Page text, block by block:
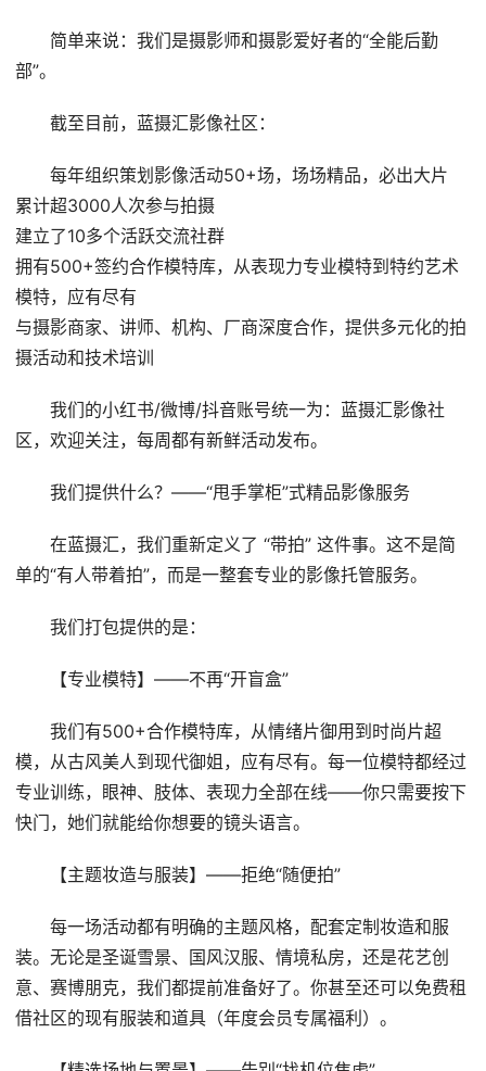
简单来说：我们是摄影师和摄影爱好者的“全能后勤
部”。
截至目前，蓝摄汇影像社区：
每年组织策划影像活动50+场，场场精品，必出大片
累计超3000人次参与拍摄
建立了10多个活跃交流社群
拥有500+签约合作模特库，从表现力专业模特到特约艺术
模特，应有尽有
与摄影商家、讲师、机构、厂商深度合作，提供多元化的拍
摄活动和技术培训
我们的小红书/微博/抖音账号统一为：蓝摄汇影像社
区，欢迎关注，每周都有新鲜活动发布。
我们提供什么？——“甩手掌柜”式精品影像服务
在蓝摄汇，我们重新定义了 “带拍” 这件事。这不是简
单的“有人带着拍”，而是一整套专业的影像托管服务。
我们打包提供的是：
【专业模特】——不再“开盲盒”
我们有500+合作模特库，从情绪片御用到时尚片超
模，从古风美人到现代御姐，应有尽有。每一位模特都经过
专业训练，眼神、肢体、表现力全部在线——你只需要按下
快门，她们就能给你想要的镜头语言。
【主题妆造与服装】——拒绝“随便拍”
每一场活动都有明确的主题风格，配套定制妆造和服
装。无论是圣诞雪景、国风汉服、情境私房，还是花艺创
意、赛博朋克，我们都提前准备好了。你甚至还可以免费租
借社区的现有服装和道具（年度会员专属福利）。